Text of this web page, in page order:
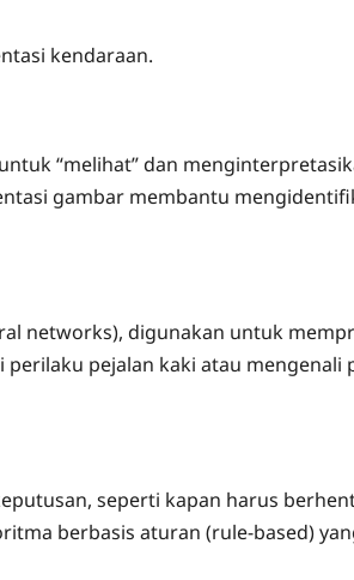
kendaraan.
“melihat” dan
gambar membantu
networks), digunakan untuk
pejalan kaki atau mengenali
seperti kapan harus
berbasis aturan (rule-based)